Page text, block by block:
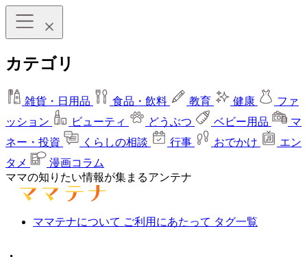
カテゴリ
雑貨・日用品 食品・飲料 教育 健康
ファ
ッション
ビューティ どうぶつ ベビー用品
マ
ネー・投資
くらしの相談 行事 おでかけ
エン
タメ
漫画コラム
ママの知りたい情報が集まるアンテナ
ママテナについて ご利用にあたって タグ一覧